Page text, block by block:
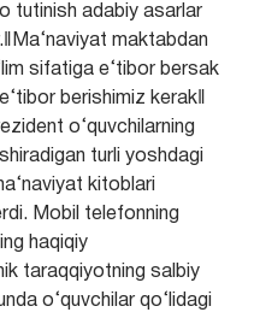
tutinish adabiy asarlar
maktabdan
sifatiga e‘tibor bersak
berishimiz kerak‖
o‘quvchilarning
turli yoshdagi
kitoblari
Mobil telefonning
haqiqiy
taraqqiyotning salbiy
o‘quvchilar qo‘lidagi